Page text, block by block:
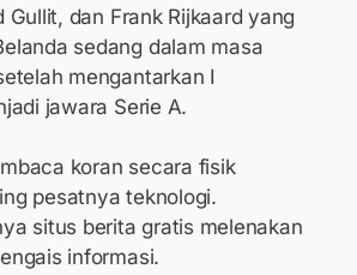
Gullit, dan Frank Rijkaard yang
sedang dalam masa
mengantarkan I
jawara Serie A.
koran secara fisik
pesatnya teknologi.
situs berita gratis melenakan
informasi.